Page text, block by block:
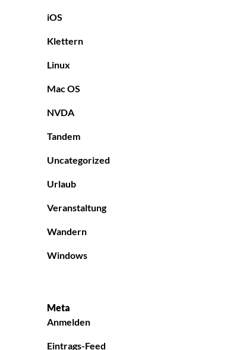
iOS
Klettern
Linux
Mac OS
NVDA
Tandem
Uncategorized
Urlaub
Veranstaltung
Wandern
Windows
Meta
Anmelden
Eintrags-Feed